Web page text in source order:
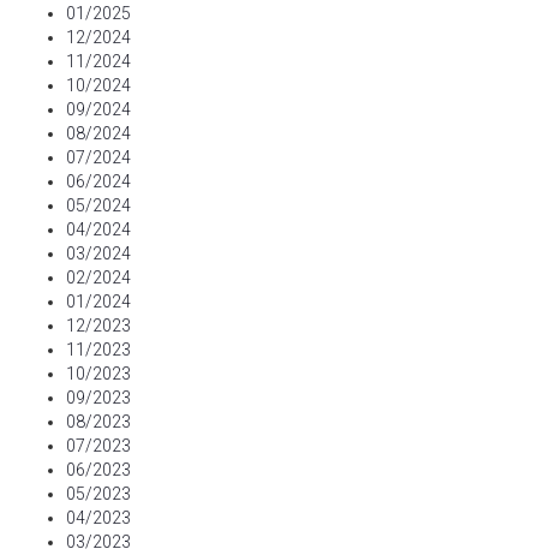
01/2025
12/2024
11/2024
10/2024
09/2024
08/2024
07/2024
06/2024
05/2024
04/2024
03/2024
02/2024
01/2024
12/2023
11/2023
10/2023
09/2023
08/2023
07/2023
06/2023
05/2023
04/2023
03/2023